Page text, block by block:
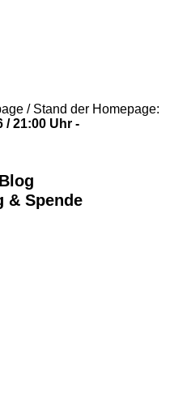
/ Stand der Homepage:
/ 21:00 Uhr -
& Spende